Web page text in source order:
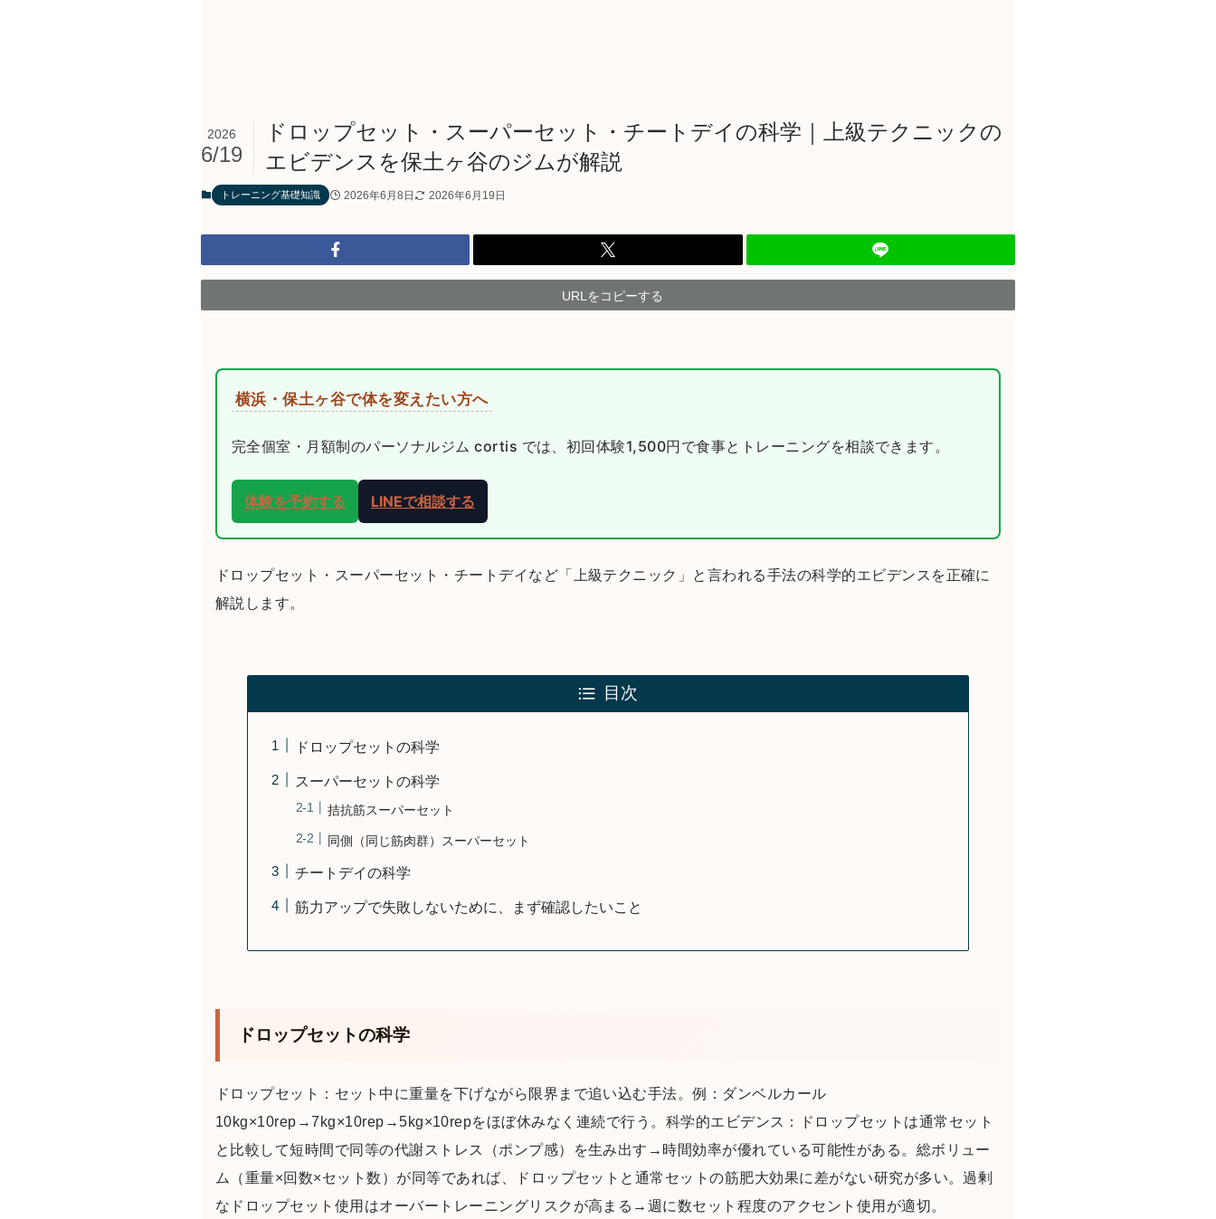
ドロップセット・スーパーセット・チートデイの科学｜上級テクニックの
エビデンスを保土ヶ谷のジムが解説
2026
6/19
トレーニング基礎知識 2026年6月8日 2026年6月19日
URLをコピーする
横浜・保土ヶ谷で体を変えたい方へ
完全個室・月額制のパーソナルジム cortis では、初回体験1,500円で食事とトレーニングを相談できます。
体験を予約する LINEで相談する
ドロップセット・スーパーセット・チートデイなど「上級テクニック」と言われる手法の科学的エビデンスを正確に
解説します。
目次
ドロップセットの科学
スーパーセットの科学
拮抗筋スーパーセット
同側（同じ筋肉群）スーパーセット
チートデイの科学
筋力アップで失敗しないために、まず確認したいこと
ドロップセットの科学
ドロップセット：セット中に重量を下げながら限界まで追い込む手法。例：ダンベルカール
10kg×10rep→7kg×10rep→5kg×10repをほぼ休みなく連続で行う。科学的エビデンス：ドロップセットは通常セット
と比較して短時間で同等の代謝ストレス（ポンプ感）を生み出す→時間効率が優れている可能性がある。総ボリュー
ム（重量×回数×セット数）が同等であれば、ドロップセットと通常セットの筋肥大効果に差がない研究が多い。過剰
なドロップセット使用はオーバートレーニングリスクが高まる→週に数セット程度のアクセント使用が適切。